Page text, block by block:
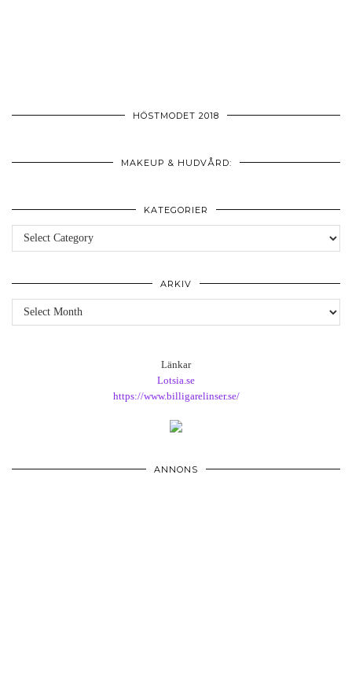
HÖSTMODET 2018
MAKEUP & HUDVÅRD:
KATEGORIER
Kategorier
ARKIV
Arkiv
Länkar
Lotsia.se
https://www.billigarelinser.se/
ANNONS